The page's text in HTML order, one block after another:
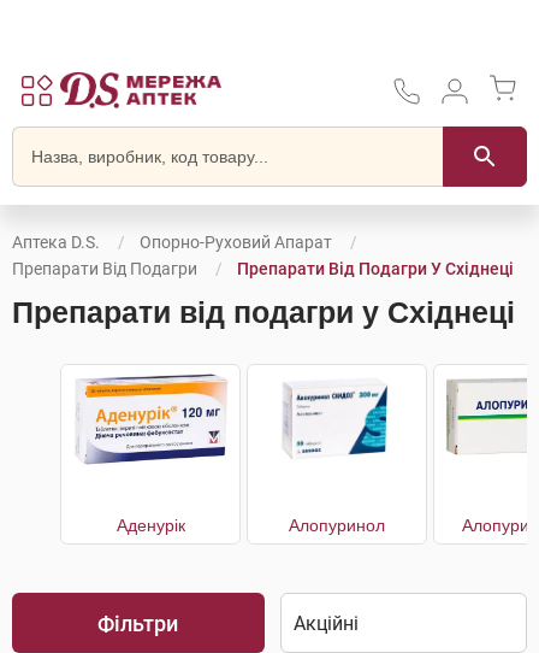
Аптека D.S.
Опорно-Руховий Апарат
Препарати Від Подагри
Препарати Від Подагри У Східнеці
Препарати від подагри у Східнеці
Аденурік Алопуринол
Фільтри